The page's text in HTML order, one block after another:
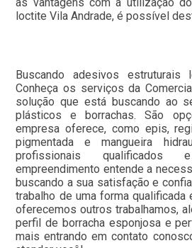
loctite Vila Andrade, é possível
Buscando adesivos estruturais
Conheça os serviços da
solução que está buscando ao
plásticos e borrachas. São
empresa oferece, como epis,
pigmentada e mangueira
profissionais
empreendimento entende a
buscando a sua satisfação e
trabalho de uma forma qualificada
oferecemos outros trabalhamos,
perfil de borracha esponjosa e
mais entrando em contato